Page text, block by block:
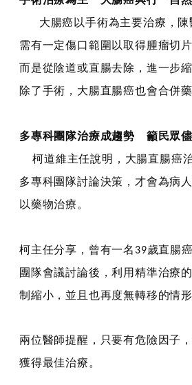
大腸癌以手術為主要治療，陳
需有一定傷口範圍以取得腫瘤切
而是從陰道或直腸去除，進一步
除了手術，大腸直腸癌也會合併
多專科團隊治療成趨勢 籲民眾
柯道維主任說明，大腸直腸癌
多專科團隊討論決策，才會為病
以藥物治療。
柯主任分享，曾有一名 39歲直腸
團隊會議討論後，利用精準治療
制縮小，並且也再度無轉移的情形
兩位醫師提醒，只要有危險因子
獲得最佳治療。